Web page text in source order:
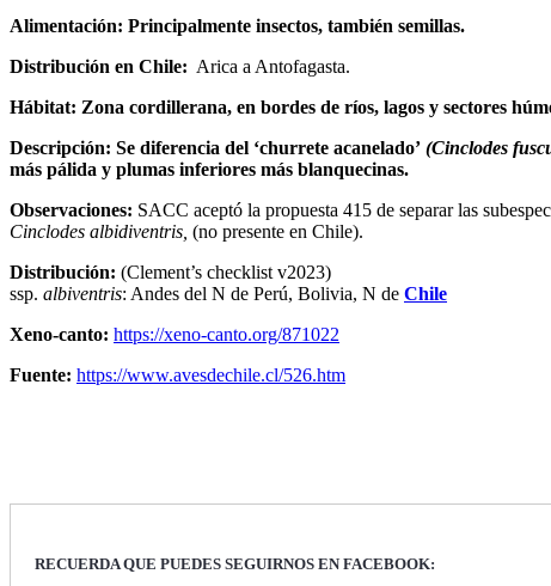
Alimentación: Principalmente insectos, también semillas.
Distribución en Chile: Arica a Antofagasta.
Hábitat: Zona cordillerana, en bordes de ríos, lagos y sectores
Descripción: Se diferencia del ‘churrete acanelado’ (Cinclodes
más pálida y plumas inferiores más blanquecinas.
Observaciones: SACC aceptó la propuesta 415 de separar las
Cinclodes albidiventris, (no presente en Chile).
Distribución: (Clement’s checklist v2023)
ssp. albiventris: Andes del N de Perú, Bolivia, N de Chile
Xeno-canto: https://xeno-canto.org/871022
Fuente: https://www.avesdechile.cl/526.htm
RECUERDA QUE PUEDES SEGUIRNOS EN FACEBOOK: